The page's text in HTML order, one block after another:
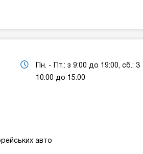
Пн. - Пт.: з 9:00 до 19:00, сб.: 3
10:00 до 15:00
авто